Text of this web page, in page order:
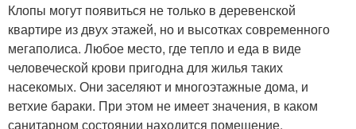
Клопы могут появиться не только в деревенской
квартире из двух этажей, но и высотках современного
мегаполиса. Любое место, где тепло и еда в виде
человеческой крови пригодна для жилья таких
насекомых. Они заселяют и многоэтажные дома, и
ветхие бараки. При этом не имеет значения, в каком
санитарном состоянии находится помещение.